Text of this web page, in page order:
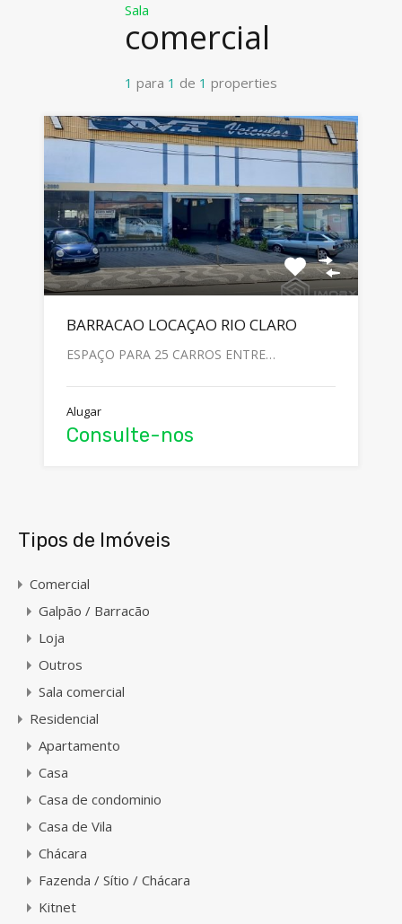
Sala
comercial
1 para 1 de 1 properties
BARRACAO LOCAÇAO RIO CLARO
ESPAÇO PARA 25 CARROS ENTRE…
Alugar
Consulte-nos
Tipos de Imóveis
Comercial
Galpão / Barracão
Loja
Outros
Sala comercial
Residencial
Apartamento
Casa
Casa de condominio
Casa de Vila
Chácara
Fazenda / Sítio / Chácara
Kitnet